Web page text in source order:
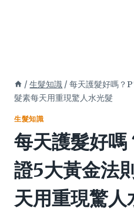
/ 生髮知識 / 每天護髮好嗎？
髮素每天用重現驚人水光髮
生髮知識
每天護髮好
證5大黃金法
天用重現驚人